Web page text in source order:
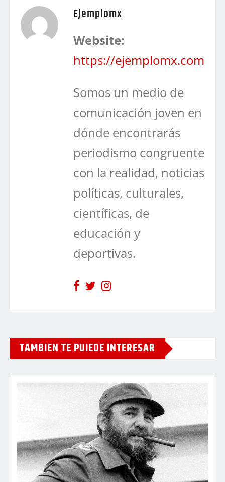
Ejemplomx
Website:
https://ejemplomx.com
Somos un medio de
comunicación joven en
dónde encontrarás
periodismo congruente
con la realidad, noticias
políticas, culturales,
científicas, de
educación y
deportivas.
TAMBIEN TE PUIEDE INTERESAR